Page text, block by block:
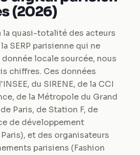
(2026)
la quasi-totalité des acteurs
SERP parisienne qui ne
locale sourcée, nous
chiffres. Ces données
du SIRENE, de la CCI
de la Métropole du Grand
Paris, de Station F, de
de développement
et des organisateurs
parisiens (Fashion